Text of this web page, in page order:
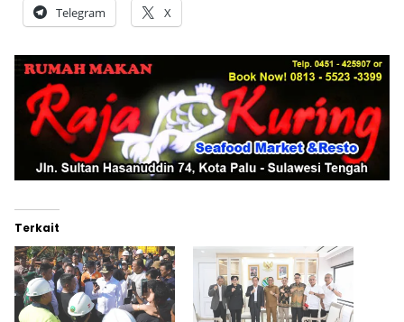
Telegram X
Terkait